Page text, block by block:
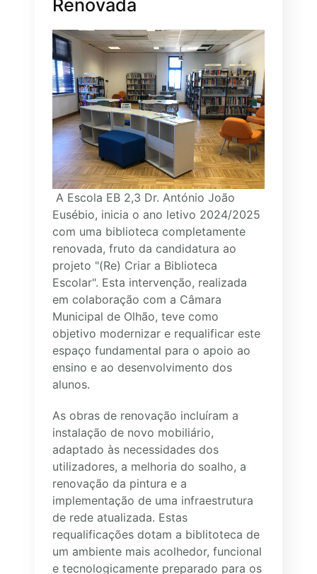
Renovada
A Escola EB 2,3 Dr. António João
Eusébio, inicia o ano letivo 2024/2025
com uma biblioteca completamente
renovada, fruto da candidatura ao
projeto "(Re) Criar a Biblioteca
Escolar". Esta intervenção, realizada
em colaboração com a Câmara
Municipal de Olhão, teve como
objetivo modernizar e requalificar este
espaço fundamental para o apoio ao
ensino e ao desenvolvimento dos
alunos.
As obras de renovação incluíram a
instalação de novo mobiliário,
adaptado às necessidades dos
utilizadores, a melhoria do soalho, a
renovação da pintura e a
implementação de uma infraestrutura
de rede atualizada. Estas
requalificações dotam a biblitoteca de
um ambiente mais acolhedor, funcional
e tecnologicamente preparado para os